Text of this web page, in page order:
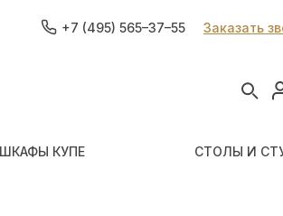
+7 (495) 565–37–55 Заказать
ШКАФЫ КУПЕ СТОЛЫ И